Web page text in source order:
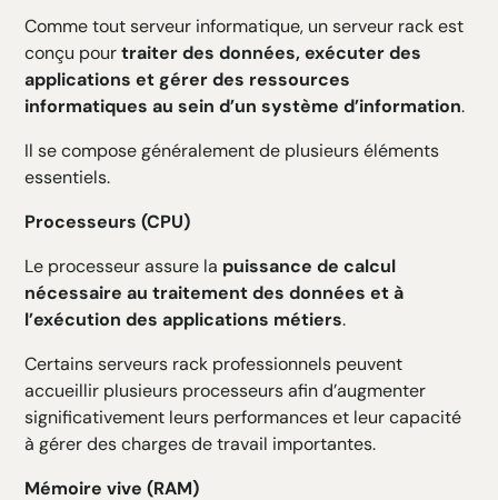
Comme tout serveur informatique, un serveur rack est
conçu pourtraiter des données, exécuter des
applications et gérer des ressources
informatiques au sein d’un système d’information.
Il se compose généralement de plusieurs éléments
essentiels.
Processeurs (CPU)
Le processeur assure la puissance de calcul
nécessaire au traitement des données et à
l’exécution des applications métiers.
Certains serveurs rack professionnels peuvent
accueillir plusieurs processeurs afin d’augmenter
significativement leurs performances et leur capacité
à gérer des charges de travail importantes.
Mémoire vive (RAM)